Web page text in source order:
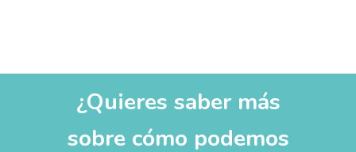
¿Quieres saber más
sobre cómo podemos